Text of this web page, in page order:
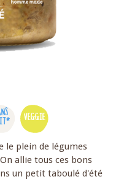
VEGGIE
le plein de légumes
allie tous ces bons
un petit taboulé d'été